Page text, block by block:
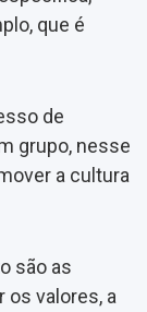
que é
de
grupo, nesse
a cultura
são as
os valores, a